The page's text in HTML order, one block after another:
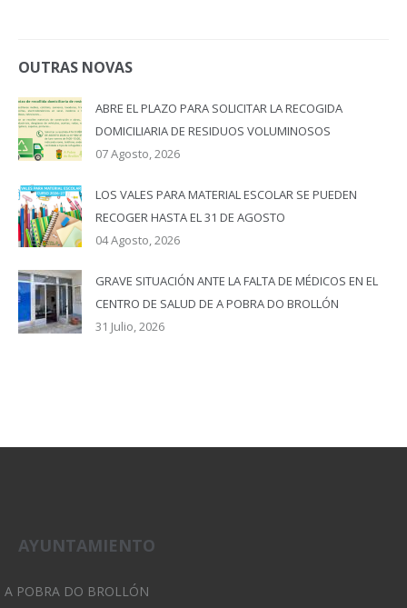
OUTRAS NOVAS
ABRE EL PLAZO PARA SOLICITAR LA RECOGIDA
DOMICILIARIA DE RESIDUOS VOLUMINOSOS
07 Agosto, 2026
LOS VALES PARA MATERIAL ESCOLAR SE PUEDEN
RECOGER HASTA EL 31 DE AGOSTO
04 Agosto, 2026
GRAVE SITUACIÓN ANTE LA FALTA DE MÉDICOS EN EL
CENTRO DE SALUD DE A POBRA DO BROLLÓN
31 Julio, 2026
AYUNTAMIENTO
A POBRA DO BROLLÓN